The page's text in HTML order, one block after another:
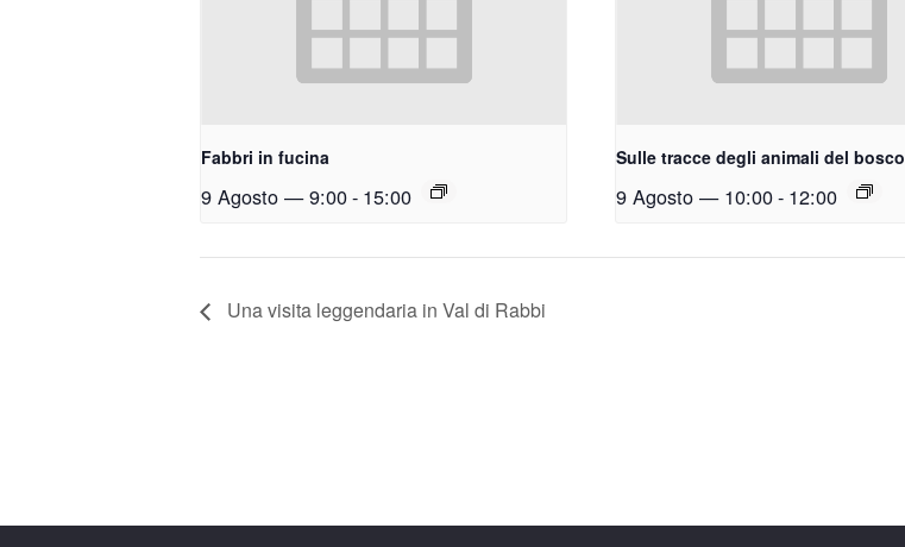
Fabbri in fucina
9 Agosto — 9:00- 15:00
Sulle tracce degli animali del bosco
9 Agosto — 10:00- 12:00
Una visita leggendaria in Val di Rabbi